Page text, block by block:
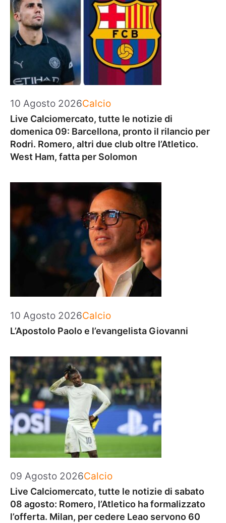
10 Agosto 2026Categorie
Calcio
Live Calciomercato, tutte le notizie di
domenica 09: Barcellona, pronto il rilancio per
Rodri. Romero, altri due club oltre l’Atletico.
West Ham, fatta per Solomon
10 Agosto 2026Categorie
Calcio
L’Apostolo Paolo e l’evangelista Giovanni
09 Agosto 2026Categorie
Calcio
Live Calciomercato, tutte le notizie di sabato
08 agosto: Romero, l’Atletico ha formalizzato
l’offerta. Milan, per cedere Leao servono 60